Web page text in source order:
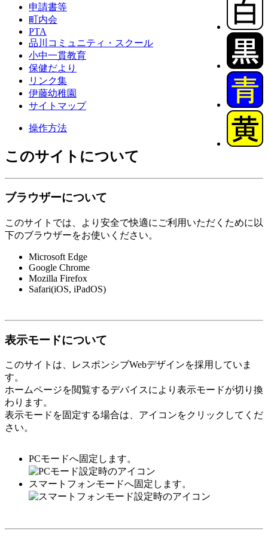
申請書等
町内会
PTA
品川コミュニティ・スクール
小中一貫教育
保健だより
リンク集
伊藤幼稚園
サイトマップ
操作方法
このサイトについて
ブラウザーについて
このサイトでは、より安全で快適にご利用いただくために以
下のブラウザーをお使いください。
Microsoft Edge
Google Chrome
Mozilla Firefox
Safari(iOS, iPadOS)
表示モードについて
このサイトは、レスポンシブWebデザインを採用していま
す。
ホームページを閲覧するデバイスにより表示モードが切り換
わります。
表示モードを固定する場合は、アイコンをクリックしてくだ
さい。
PCモードへ固定します。
スマートフォンモードへ固定します。